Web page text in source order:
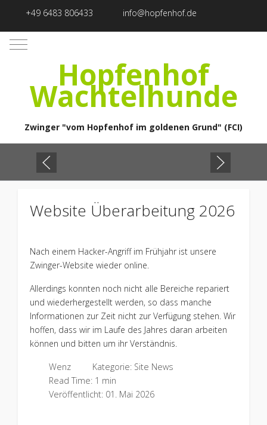
+49 6483 806433 info@hopfenhof.de
Mobile Menu Toggle
Hopfenhof
Wachtelhunde
Zwinger "vom Hopfenhof im goldenen Grund" (FCI)
Website Überarbeitung 2026
Nach einem Hacker-Angriff im Frühjahr ist unsere
Zwinger-Website wieder online.
Allerdings konnten noch nicht alle Bereiche repariert
und wiederhergestellt werden, so dass manche
Informationen zur Zeit nicht zur Verfügung stehen. Wir
hoffen, dass wir im Laufe des Jahres daran arbeiten
können und bitten um ihr Verständnis.
Wenz Kategorie: Site News
Read Time: 1 min
Veröffentlicht: 01. Mai 2026